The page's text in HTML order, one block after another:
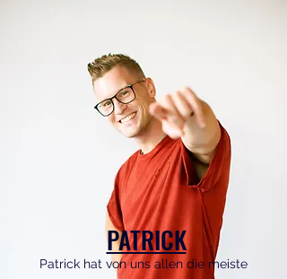
PATRICK
Patrick hat von uns allen die meiste